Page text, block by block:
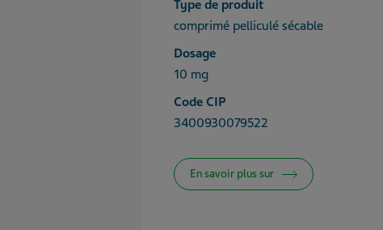
Type de produit
comprimé pelliculé sécable
Dosage
10 mg
Code CIP
3400930079522
En savoir plus sur